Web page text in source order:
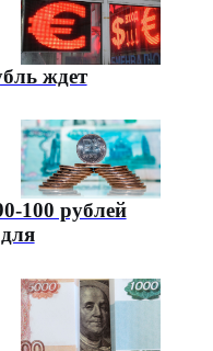
ждет
100 рублей